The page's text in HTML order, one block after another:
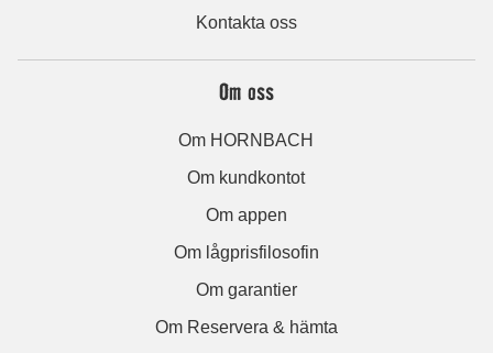
Kontakta oss
Om oss
Om HORNBACH
Om kundkontot
Om appen
Om lågprisfilosofin
Om garantier
Om Reservera & hämta